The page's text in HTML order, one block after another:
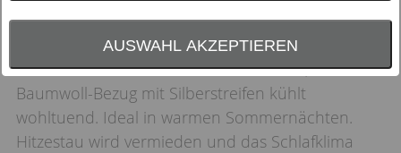
AUSWAHL AKZEPTIEREN
Spitzenklasse: Diese edle Leinen-Auflage ist ein
echtes Geschenk der Natur. Der leichte, weiße
Baumwoll-Bezug mit Silberstreifen kühlt
wohltuend. Ideal in warmen Sommernächten.
Hitzestau wird vermieden und das Schlafklima